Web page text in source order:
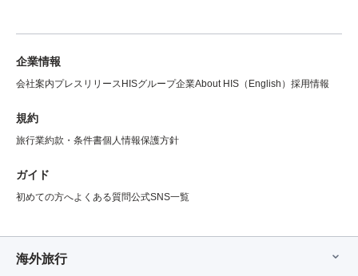
企業情報
会社案内プレスリリース HISグループ企業About HIS（English） 採用情報
規約
旅行業約款・条件書個人情報保護方針
ガイド
初めての方へよくある質問公式SNS一覧
海外旅行